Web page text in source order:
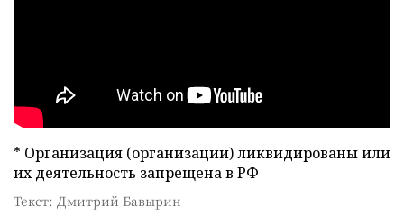
* Организация (организации) ликвидированы или
их деятельность запрещена в РФ
Текст: Дмитрий Бавырин